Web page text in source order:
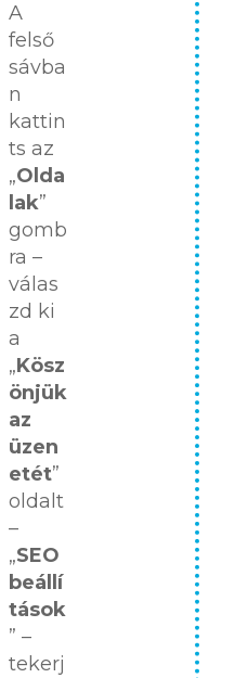
A
felső
sávba
n
kattin
ts az
„Olda
lak”
gomb
ra –
válas
zd ki
a
„Kösz
önjük
az
üzen
etét”
oldalt
–
„SEO
beállí
tások
” –
tekerj